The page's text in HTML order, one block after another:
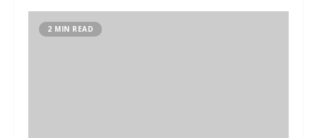
2 MIN READ